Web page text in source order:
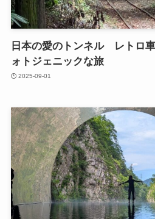
日本の愛のトンネル レトロ
ォトジェニックな旅
2025-09-01